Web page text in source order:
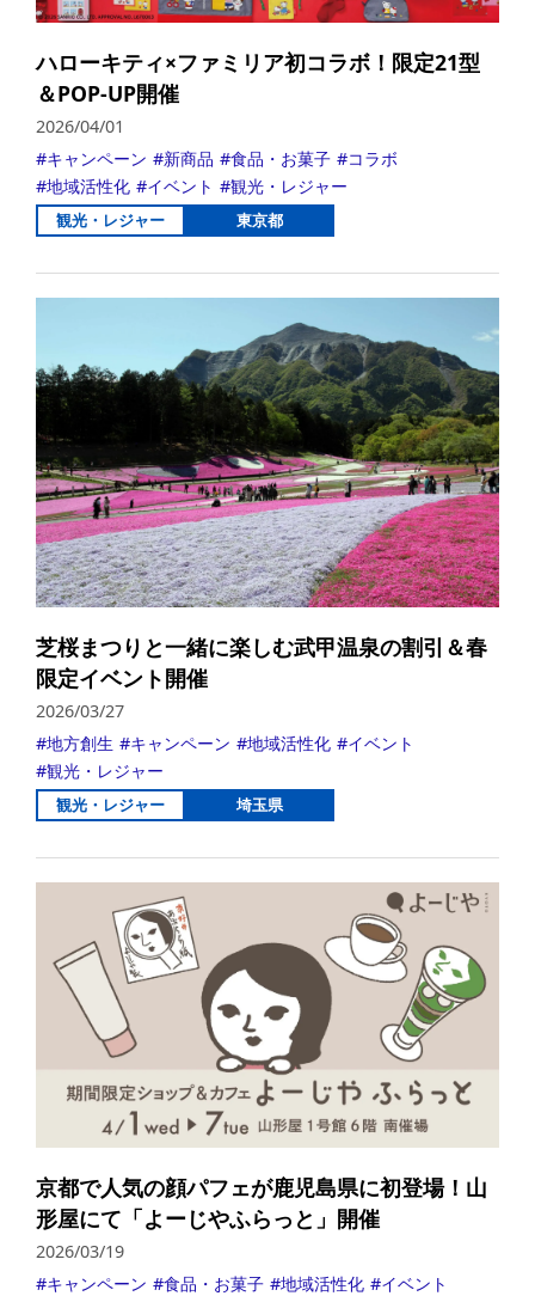
ハローキティ×ファミリア初コラボ！限定21型
＆POP-UP開催
2026/04/01
キャンペーン
新商品 食品・お菓子
コラボ
地域活性化
イベント 観光・レジャー
観光・レジャー 東京都
芝桜まつりと一緒に楽しむ武甲温泉の割引＆春
限定イベント開催
2026/03/27
地方創生
キャンペーン 地域活性化
イベント
観光・レジャー
観光・レジャー 埼玉県
京都で人気の顔パフェが鹿児島県に初登場！山
形屋にて「よーじやふらっと」開催
2026/03/19
キャンペーン
食品・お菓子 地域活性化
イベント